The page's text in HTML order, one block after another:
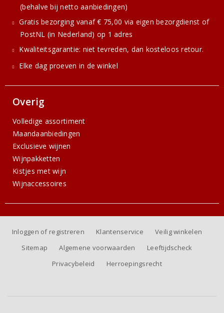
(behalve bij netto aanbiedingen)
Gratis bezorging vanaf € 75,00 via eigen bezorgdienst of
PostNL (in Nederland) op 1 adres
Kwaliteitsgarantie: niet tevreden, dan kosteloos retour.
Elke dag proeven in de winkel
Overig
Volledige assortiment
Maandaanbiedingen
Exclusieve wijnen
Wijnpakketten
Kistjes met wijn
Wijnaccessoires
Inloggen of registreren Klantenservice
Veilig winkelen
Sitemap
Algemene voorwaarden
Leeftijdscheck
Privacybeleid
Herroepingsrecht